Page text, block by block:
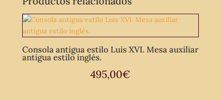
Consola antigua estilo Luis XVI. Mesa auxiliar
antigua estilo inglés.
495,00€